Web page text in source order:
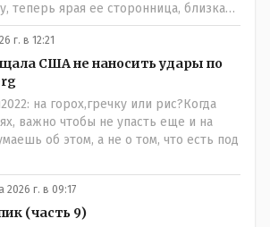
теперь ярая ее сторонница, близкая
страны тем более, которые
убежище, чтоб он бежал и
потом на 180 или 360 градусов,
как он не сдался, но ты же там сам
о тех, на кого работаешь.. Это
и ничего личного. Победим мы, они
наоборот и все это понимают..
г. в 12:21
США не наносить удары по
на горох,гречку или рис?Когда
важно чтобы не упасть еще и на
об этом, а не о том, что есть под
2026 г. в 09:17
(часть 9)